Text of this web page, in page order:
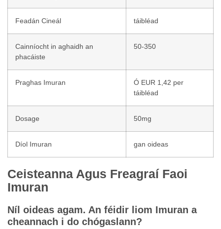
Feadán Cineál táibléad
Cainníocht in aghaidh an
phacáiste
50-350
Praghas Imuran
Ó EUR 1,42 per
táibléad
Dosage 50mg
Díol Imuran gan oideas
Ceisteanna Agus Freagraí Faoi
Imuran
Níl oideas agam. An féidir liom Imuran a
cheannach i do chógaslann?